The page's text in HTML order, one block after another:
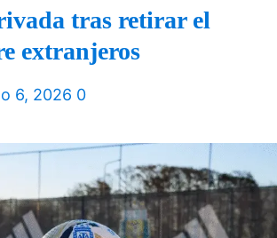
tras retirar el
extranjeros
6, 2026 0